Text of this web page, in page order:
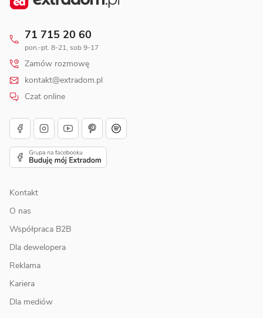
71 715 20 60
pon.-pt. 8-21, sob 9-17
Zamów rozmowę
kontakt@extradom.pl
Czat online
Kontakt
O nas
Współpraca B2B
Dla dewelopera
Reklama
Kariera
Dla mediów